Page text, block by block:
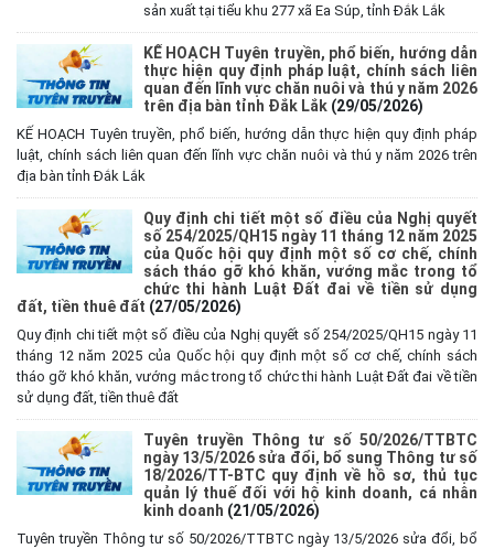
sản xuất tại tiểu khu 277 xã Ea Súp, tỉnh Đắk Lắk
KẾ HOẠCH Tuyên truyền, phổ biến, hướng dẫn
thực hiện quy định pháp luật, chính sách liên
quan đến lĩnh vực chăn nuôi và thú y năm 2026
trên địa bàn tỉnh Đắk Lắk (29/05/2026)
KẾ HOẠCH Tuyên truyền, phổ biến, hướng dẫn thực hiện quy định pháp
luật, chính sách liên quan đến lĩnh vực chăn nuôi và thú y năm 2026 trên
địa bàn tỉnh Đắk Lắk
Quy định chi tiết một số điều của Nghị quyết
số 254/2025/QH15 ngày 11 tháng 12 năm 2025
của Quốc hội quy định một số cơ chế, chính
sách tháo gỡ khó khăn, vướng mắc trong tổ
chức thi hành Luật Đất đai về tiền sử dụng
đất, tiền thuê đất (27/05/2026)
Quy định chi tiết một số điều của Nghị quyết số 254/2025/QH15 ngày 11
tháng 12 năm 2025 của Quốc hội quy định một số cơ chế, chính sách
tháo gỡ khó khăn, vướng mắc trong tổ chức thi hành Luật Đất đai về tiền
sử dụng đất, tiền thuê đất
Tuyên truyền Thông tư số 50/2026/TTBTC
ngày 13/5/2026 sửa đổi, bổ sung Thông tư số
18/2026/TT-BTC quy định về hồ sơ, thủ tục
quản lý thuế đối với hộ kinh doanh, cá nhân
kinh doanh (21/05/2026)
Tuyên truyền Thông tư số 50/2026/TTBTC ngày 13/5/2026 sửa đổi, bổ